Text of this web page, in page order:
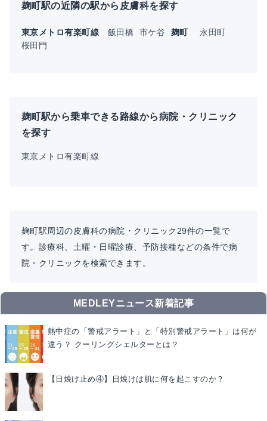
麹町駅の近隣の駅から皮膚科を探す
東京メトロ有楽町線 飯田橋 市ケ谷 麹町
永田町
桜田門
麹町駅から乗車できる路線から病院・クリニック
を探す
東京メトロ有楽町線
麹町駅周辺の皮膚科の病院・クリニック29件の一覧で
す。診療科、土曜・日曜診療、予防接種などの条件で病
院・クリニックを検索できます。
MEDLEYニュース新着記事
熱中症の「警戒アラート」と「特別警戒アラート」は何が
違う？ クーリングシェルターとは？
【日焼け止め④】日焼けは肌に何を起こすのか？